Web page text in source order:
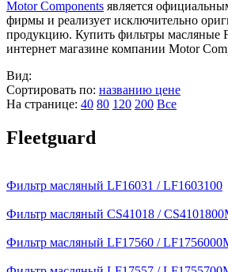
Motor Components является
фирмы и реализует исключительно
продукцию. Купить фильтры масляные
интернет магазине компании Motor
Вид:
Сортировать по: названию цене
На странице: 40 80 120 200 Все
Fleetguard
Фильтр масляный LF16031 / LF1603100
Фильтр масляный CS41018 /
Фильтр масляный LF17560 /